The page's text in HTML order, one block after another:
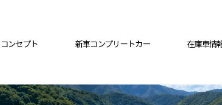
コンセプト 新車コンプリートカー 在庫車情